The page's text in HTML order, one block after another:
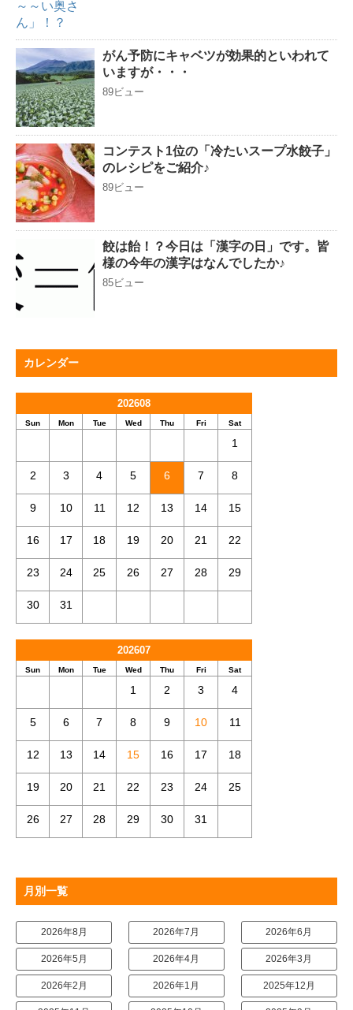
がん予防にキャベツが効果的といわれて
いますが・・・
89ビュー
コンテスト1位の「冷たいスープ水餃子」
のレシピをご紹介♪
89ビュー
餃は飴！？今日は「漢字の日」です。皆
様の今年の漢字はなんでしたか♪
85ビュー
カレンダー
202608
Sun Mon Tue Wed Thu Fri Sat
1
2 3 4 5 6 7 8
9 10 11 12 13 14 15
16 17 18 19 20 21 22
23 24 25 26 27 28 29
30 31
202607
Sun Mon Tue Wed Thu Fri Sat
1 2 3 4
5 6 7 8 9 10 11
12 13 14 15 16 17 18
19 20 21 22 23 24 25
26 27 28 29 30 31
月別一覧
2026年8月 2026年7月 2026年6月
2026年5月 2026年4月 2026年3月
2026年2月 2026年1月 2025年12月